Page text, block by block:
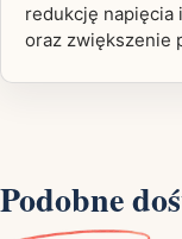
redukcję napięcia
oraz zwiększenie
Podobne